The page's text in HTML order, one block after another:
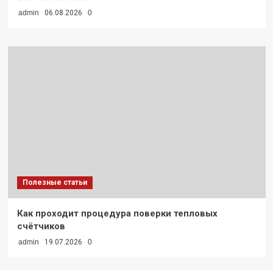
admin 06.08.2026 0
Полезные статьи
Как проходит процедура поверки тепловых
счётчиков
admin 19.07.2026 0